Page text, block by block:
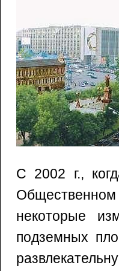
С 2002 г.,
некоторые
подземных